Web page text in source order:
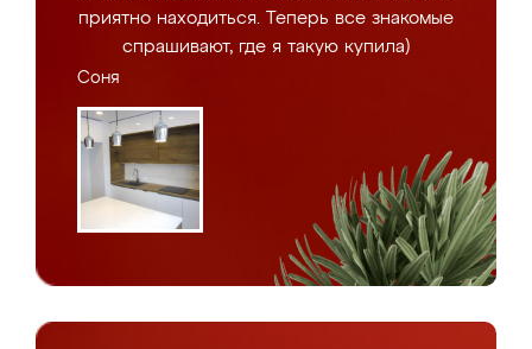
приятно находиться. Теперь все знакомые
спрашивают, где я такую купила)
Соня